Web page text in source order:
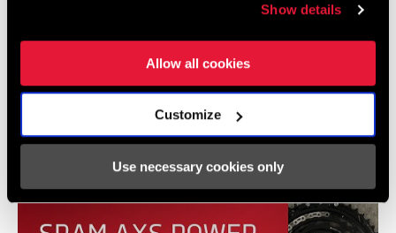
Show details
Allow all cookies
Customize
Use necessary cookies only
Vídeos
Mostrar todos los idiomas disponibles